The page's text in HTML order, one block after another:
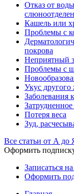
Отказ от
Кашель или
Проблемы с
покрова
Неприятный
Проблемы с
Укус
Заболевания
Потеря веса
Зуд,
Все статьи от А до
Оформить
Записаться
Оформить